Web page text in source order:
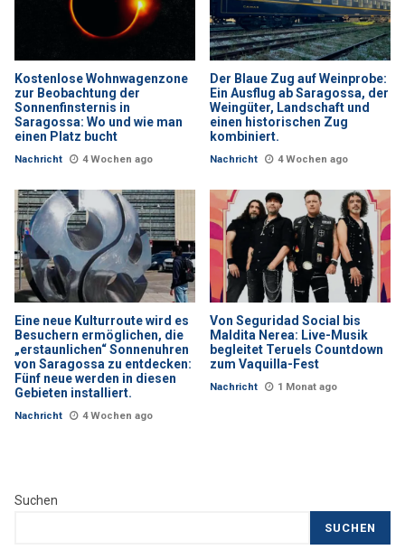
Kostenlose Wohnwagenzone
zur Beobachtung der
Sonnenfinsternis in
Saragossa: Wo und wie man
einen Platz bucht
Nachricht 4 Wochen ago
Der Blaue Zug auf Weinprobe:
Ein Ausflug ab Saragossa, der
Weingüter, Landschaft und
einen historischen Zug
kombiniert.
Nachricht 4 Wochen ago
Eine neue Kulturroute wird es
Besuchern ermöglichen, die
„erstaunlichen“ Sonnenuhren
von Saragossa zu entdecken:
Fünf neue werden in diesen
Gebieten installiert.
Nachricht 4 Wochen ago
Von Seguridad Social bis
Maldita Nerea: Live-Musik
begleitet Teruels Countdown
zum Vaquilla-Fest
Nachricht 1 Monat ago
Suchen
SUCHEN